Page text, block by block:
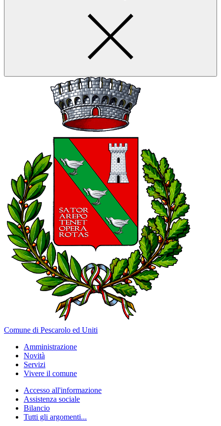
Comune di Pescarolo ed Uniti
Amministrazione
Novità
Servizi
Vivere il comune
Accesso all'informazione
Assistenza sociale
Bilancio
Tutti gli argomenti...